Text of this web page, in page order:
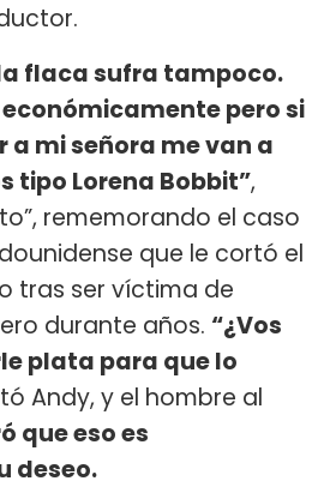
flaca sufra tampoco.
pero si
a mi señora me van a
tipo Lorena Bobbit”,
rememorando el caso
que le cortó el
tras ser víctima de
durante años. “¿Vos
plata para que lo
Andy, y el hombre al
que eso es
deseo.